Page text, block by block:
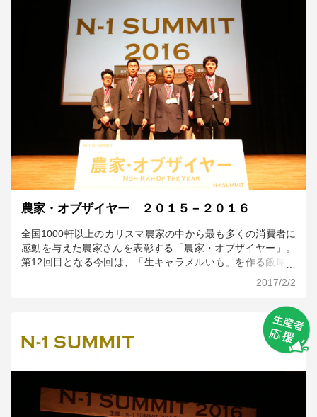
農家・オブザイヤー ２０１５－２０１６
全国1000軒以上のカリスマ農家の中から最も多くの消費者に
感動を与えた農家さんを表彰する「農家・オブザイヤー」。
第12回目となる今回は、「生キャラメルいも」を作る飯尾和
焼くだけでスイーツのように甘くなり、しっとりと滑らかな
舌触りが楽しめることから「生キャラメルいも」という名前
が付けられました。人間と同じように接して作物を育てると
いう飯尾さんの姿勢が、生キャラメルいもを通してお客様に
2017/2/2